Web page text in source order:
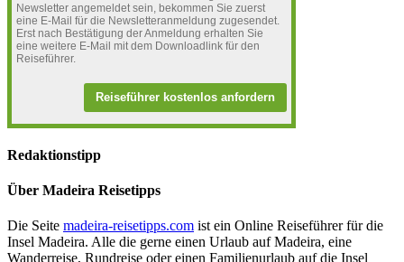
Newsletter angemeldet sein, bekommen Sie zuerst
eine E-Mail für die Newsletteranmeldung zugesendet.
Erst nach Bestätigung der Anmeldung erhalten Sie
eine weitere E-Mail mit dem Downloadlink für den
Reiseführer.
Reiseführer kostenlos anfordern
Redaktionstipp
Über Madeira Reisetipps
Die Seite madeira-reisetipps.com ist ein Online Reiseführer für die
Insel Madeira. Alle die gerne einen Urlaub auf Madeira, eine
Wanderreise, Rundreise oder einen Familienurlaub auf die Insel